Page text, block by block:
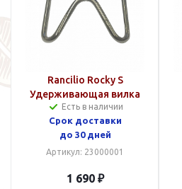
Rancilio Rocky S
Удерживающая вилка
Есть в наличии
Срок доставки
до 30 дней
Артикул: 23000001
1 690 ₽